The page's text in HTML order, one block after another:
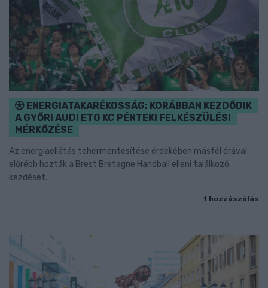
ENERGIATAKARÉKOSSÁG: KORÁBBAN KEZDŐDIK
A GYŐRI AUDI ETO KC PÉNTEKI FELKÉSZÜLÉSI
MÉRKŐZÉSE
Az energiaellátás tehermentesítése érdekében másfél órával
előrébb hozták a Brest Bretagne Handball elleni találkozó
kezdését.
1 hozzászólás